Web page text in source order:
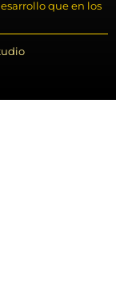
que en los